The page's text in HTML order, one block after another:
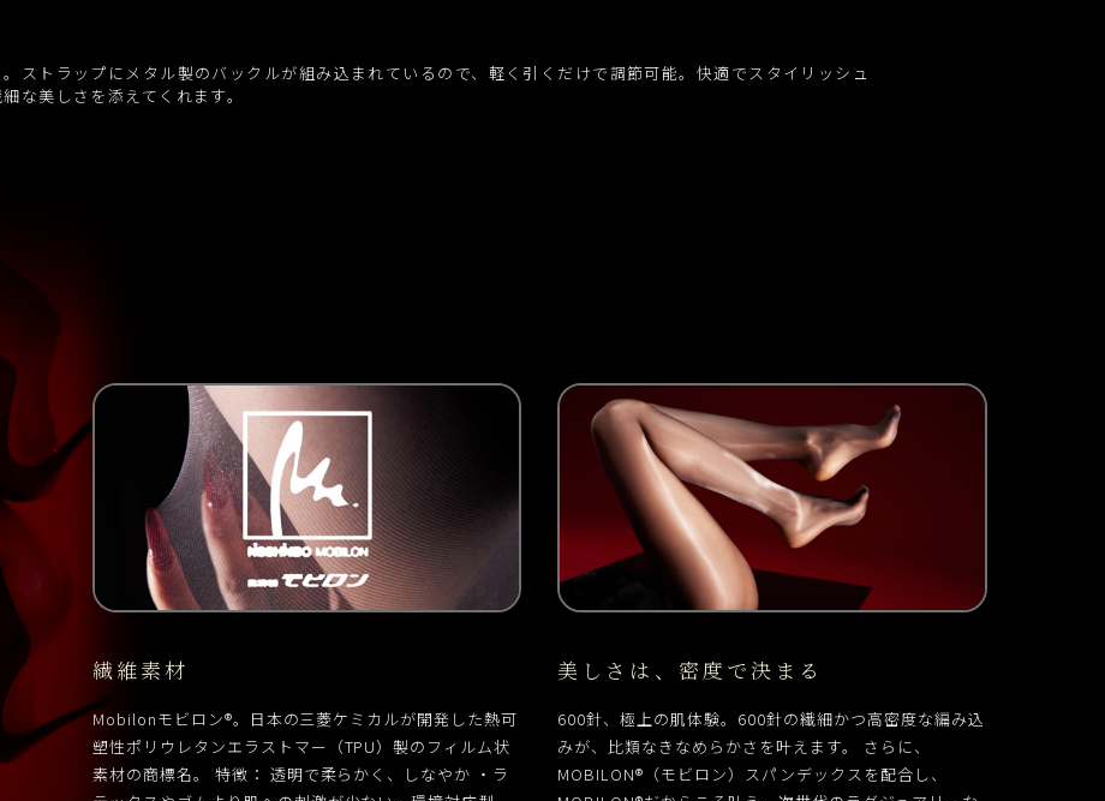
ストラップにメタル製のバックルが組み込まれているので、軽く引くだけで調節可能。快適でスタイリッシュ
な美しさを添えてくれます。
繊維素材
Mobilonモビロン®。日本の三菱ケミカルが開発した熱可
塑性ポリウレタンエラストマー（TPU）製のフィルム状
素材の商標名。 特徴： 透明で柔らかく、しなやか ・ラ
美しさは、密度で決まる
600針、極上の肌体験。600針の繊細かつ高密度な編み込
みが、比類なきなめらかさを叶えます。 さらに、
MOBILON®（モビロン）スパンデックスを配合し、